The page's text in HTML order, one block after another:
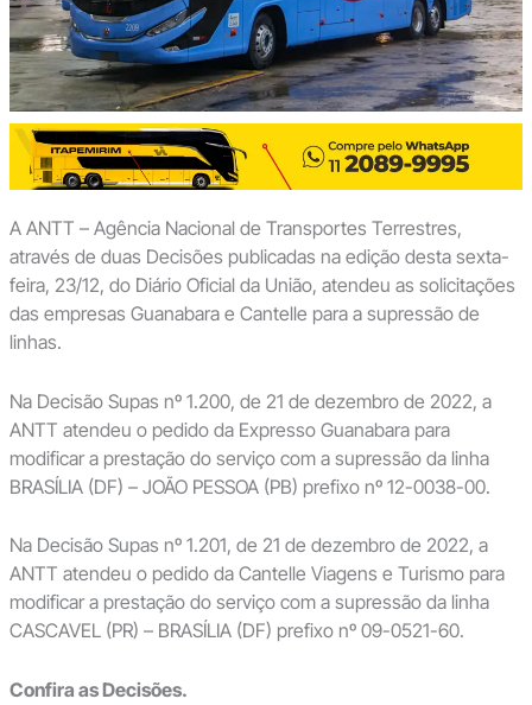
A ANTT – Agência Nacional de Transportes Terrestres,
através de duas Decisões publicadas na edição desta sexta-
feira, 23/12, do Diário Oficial da União, atendeu as solicitações
das empresas Guanabara e Cantelle para a supressão de
linhas.
Na Decisão Supas nº 1.200, de 21 de dezembro de 2022, a
ANTT atendeu o pedido da Expresso Guanabara para
modificar a prestação do serviço com a supressão da linha
BRASÍLIA (DF) – JOÃO PESSOA (PB) prefixo nº 12-0038-00.
Na Decisão Supas nº 1.201, de 21 de dezembro de 2022, a
ANTT atendeu o pedido da Cantelle Viagens e Turismo para
modificar a prestação do serviço com a supressão da linha
CASCAVEL (PR) – BRASÍLIA (DF) prefixo nº 09-0521-60.
Confira as Decisões.